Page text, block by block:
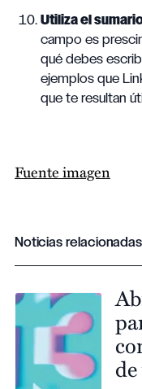
Utiliza el
campo es
qué debes
ejemplos que
que te resultan
Fuente imagen
Noticias relacionadas